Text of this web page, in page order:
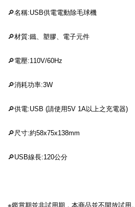
🔎名稱:USB供電電動除毛球機
🔎材質:鐵、塑膠、電子元件
🔎電壓:110V/60Hz
🔎消耗功率:3W
🔎供電:USB (請使用5V 1A以上之充電器)
🔎尺寸:約58x75x138mm
🔎USB線長:120公分
※鑑賞期並非試用期，本商品並不開放試用。